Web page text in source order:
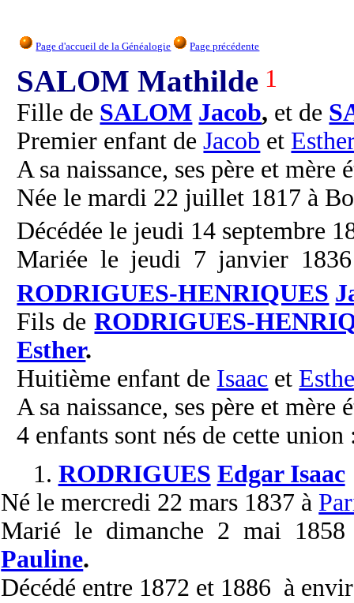
Page d'accueil de la Généalogie Page précédente
SALOM Mathilde 1
Fille de SALOM Jacob, et de
Premier enfant deJacob et Esther
A sa naissance, ses père et mère
Née le mardi 22 juillet 1817 à
Décédée le jeudi 14 septembre
Mariée le jeudi 7 janvier
RODRIGUES-HENRIQUES
Fils deRODRIGUES-
Esther.
Huitième enfant de Isaac et
A sa naissance, ses père et mère
4 enfants sont nés de cette union
1. RODRIGUES Edgar Isaac
Né le mercredi 22 mars 1837 à
Marié le dimanche 2 mai
Pauline.
Décédé entre 1872 et 1886 à